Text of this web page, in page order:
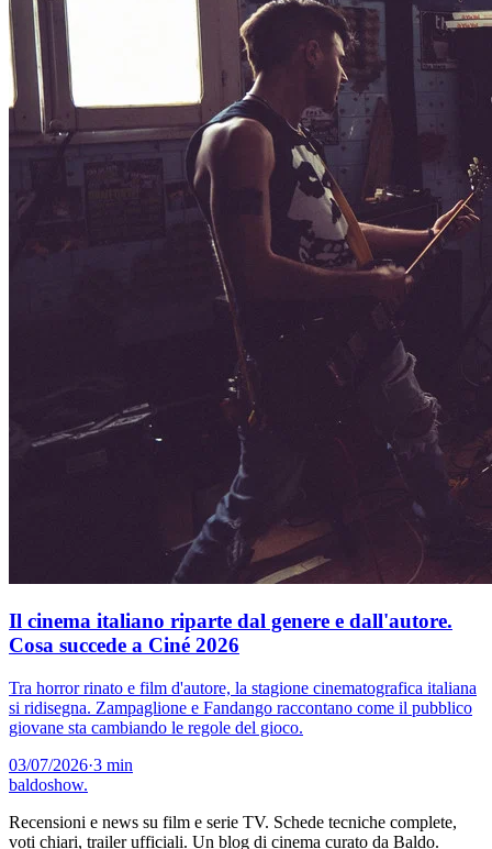
Il cinema italiano riparte dal genere e dall'autore.
Cosa succede a Ciné 2026
Tra horror rinato e film d'autore, la stagione cinematografica italiana
si ridisegna. Zampaglione e Fandango raccontano come il pubblico
giovane sta cambiando le regole del gioco.
03/07/2026·3 min
baldoshow.
Recensioni e news su film e serie TV. Schede tecniche complete,
voti chiari, trailer ufficiali. Un blog di cinema curato da Baldo.